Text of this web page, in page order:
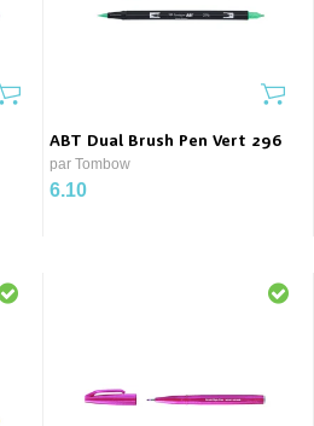
ABT Dual Brush Pen Vert 296
par Tombow
6.10